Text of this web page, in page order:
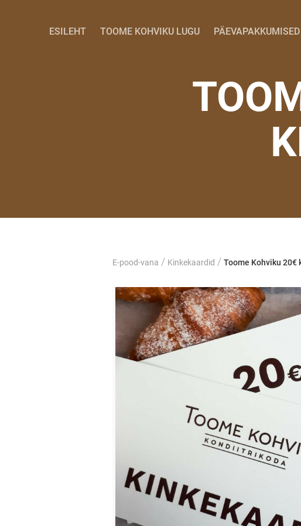
ESILEHT TOOME KOHVIKU LUGU PÄEVAPAKKUMISED
E-pood-vana / Kinkekaardid / Toome Kohviku 20€